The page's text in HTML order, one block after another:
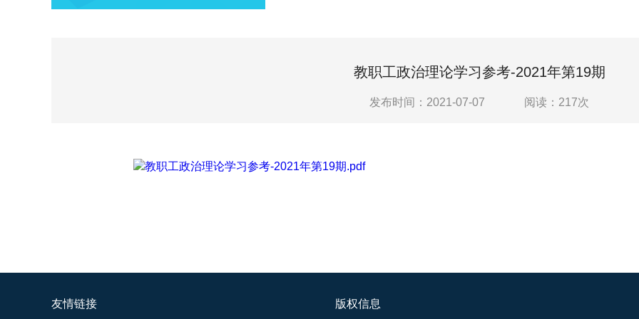
教职工政治理论学习参考-2021年第19期
发布时间：2021-07-07 阅读： 217次
教职工政治理论学习参考-2021年第19期.pdf
友情链接 版权信息